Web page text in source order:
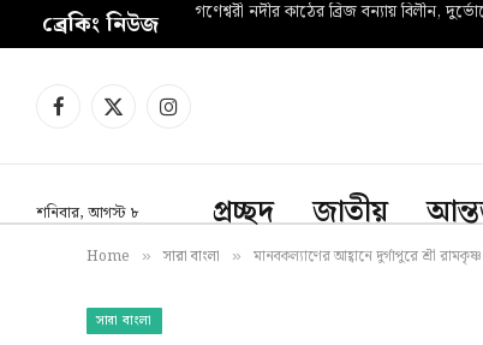
ব্রেকিং নিউজ গণেশ্বরী নদীর কাঠের ব্রিজ বন্যায় বিলীন,
Facebook
X
Instagram
শনিবার, আগস্ট ৮ প্রচ্ছদ জাতীয়
Home » সারা বাংলা » মানবকল্যাণের আহ্বানে দুর্গাপুরে শ্রী
সারা বাংলা